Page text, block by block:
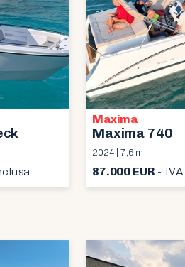
Maxima
Maxima 740
2024 | 7,6 m
87.000 EUR-